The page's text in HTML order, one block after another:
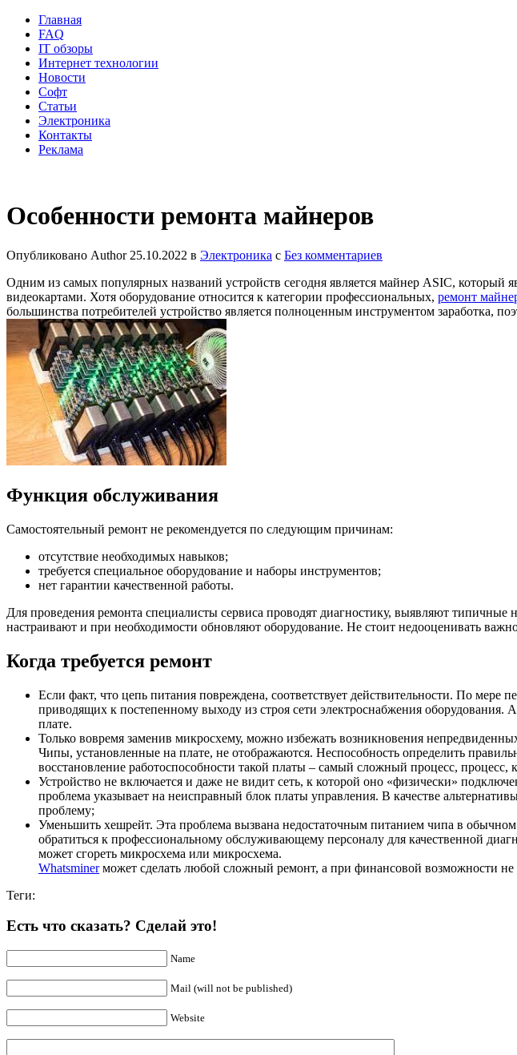
Главная
FAQ
IT обзоры
Интернет технологии
Новости
Софт
Статьи
Электроника
Контакты
Реклама
Особенности ремонта майнеров
Опубликовано Author 25.10.2022 в Электроника с Без комментариев
Одним из самых популярных названий устройств сегодня является майнер ASIC,
видеокартами. Хотя оборудование относится к категории профессиональных, ремонт
большинства потребителей устройство является полноценным инструментом заработка,
Функция обслуживания
Самостоятельный ремонт не рекомендуется по следующим причинам:
отсутствие необходимых навыков;
требуется специальное оборудование и наборы инструментов;
нет гарантии качественной работы.
Для проведения ремонта специалисты сервиса проводят диагностику, выявляют
настраивают и при необходимости обновляют оборудование. Не стоит недооценивать
Когда требуется ремонт
Если факт, что цепь питания повреждена, соответствует действительности. По мере
приводящих к постепенному выходу из строя сети электроснабжения
плате.
Только вовремя заменив микросхему, можно избежать возникновения
Чипы, установленные на плате, не отображаются. Неспособность определить
восстановление работоспособности такой платы – самый сложный процесс,
Устройство не включается и даже не видит сеть, к которой оно «физически»
проблема указывает на неисправный блок платы управления. В качестве
проблему;
Уменьшить хешрейт. Эта проблема вызвана недостаточным питанием чипа в
обратиться к профессиональному обслуживающему персоналу для качественной
может сгореть микросхема или микросхема.
Whatsminerможет сделать любой сложный ремонт, а при финансовой возможности не
Теги:
Есть что сказать? Сделай это!
Name
Mail (will not be published)
Website